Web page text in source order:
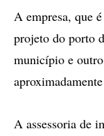
A empresa, que
projeto do porto
município e
A assessoria de